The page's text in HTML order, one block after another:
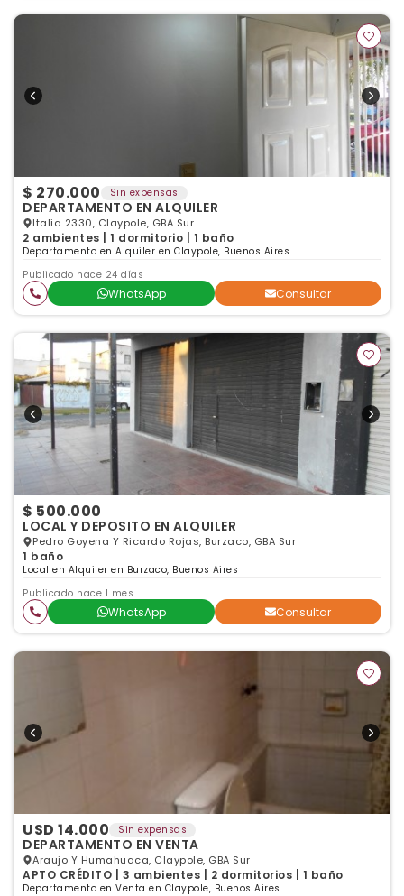
$ 270.000 Sin expensas
DEPARTAMENTO EN ALQUILER
Italia 2330, Claypole, GBA Sur
2 ambientes | 1 dormitorio | 1 baño
Departamento en Alquiler en Claypole, Buenos Aires
Publicado hace 24 días
WhatsApp Consultar
$ 500.000
LOCAL Y DEPOSITO EN ALQUILER
Pedro Goyena Y Ricardo Rojas, Burzaco, GBA Sur
1 baño
Local en Alquiler en Burzaco, Buenos Aires
Publicado hace 1 mes
WhatsApp Consultar
USD 14.000 Sin expensas
DEPARTAMENTO EN VENTA
Araujo Y Humahuaca, Claypole, GBA Sur
APTO CRÉDITO | 3 ambientes | 2 dormitorios | 1 baño
Departamento en Venta en Claypole, Buenos Aires